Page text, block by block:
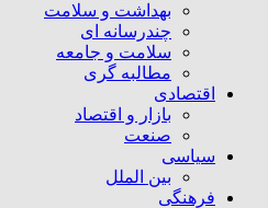
بهداشت و سلامت
چندرسانه ای
سلامت و جامعه
مطالبه گری
اقتصادی
بازار و اقتصاد
صنعت
سیاسی
بین الملل
فرهنگی